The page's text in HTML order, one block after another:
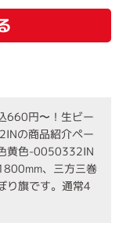
660円〜！生ビー
の商品紹介ペー
黄色-0050332IN
、三方三巻
り旗です。通常4